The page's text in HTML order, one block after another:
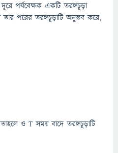
পর্যবেক্ষক একটি তরঙ্গচূড়া
পরের তরঙ্গচূড়াটি অনুভব করে,
ও T সময় বাদে তরঙ্গচূড়াটি